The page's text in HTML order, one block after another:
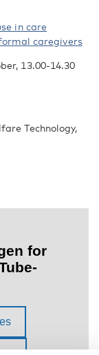
in care
caregivers
13.00-14.30
Technology,